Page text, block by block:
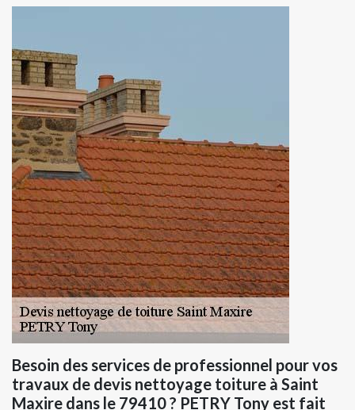
Besoin des services de professionnel pour vos
travaux de devis nettoyage toiture à Saint
Maxire dans le 79410 ? PETRY Tony est fait